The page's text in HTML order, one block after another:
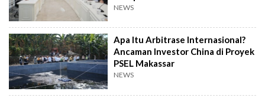
NEWS
Apa Itu Arbitrase Internasional?
Ancaman Investor China di Proyek
PSEL Makassar
NEWS